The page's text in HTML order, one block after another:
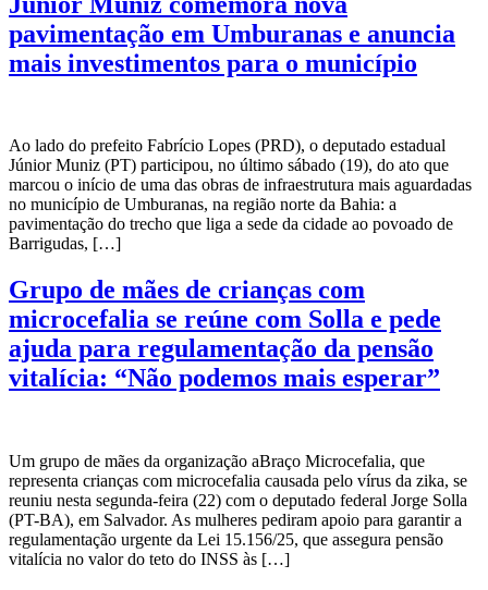
pavimentação em Umburanas e anuncia
mais investimentos para o município
Ao lado do prefeito Fabrício Lopes (PRD), o deputado estadual
Júnior Muniz (PT) participou, no último sábado (19), do ato que
marcou o início de uma das obras de infraestrutura mais aguardadas
no município de Umburanas, na região norte da Bahia: a
pavimentação do trecho que liga a sede da cidade ao povoado de
Barrigudas, […]
Grupo de mães de crianças com
microcefalia se reúne com Solla e pede
ajuda para regulamentação da pensão
vitalícia: “Não podemos mais esperar”
Um grupo de mães da organização aBraço Microcefalia, que
representa crianças com microcefalia causada pelo vírus da zika, se
reuniu nesta segunda-feira (22) com o deputado federal Jorge Solla
(PT-BA), em Salvador. As mulheres pediram apoio para garantir a
regulamentação urgente da Lei 15.156/25, que assegura pensão
vitalícia no valor do teto do INSS às […]